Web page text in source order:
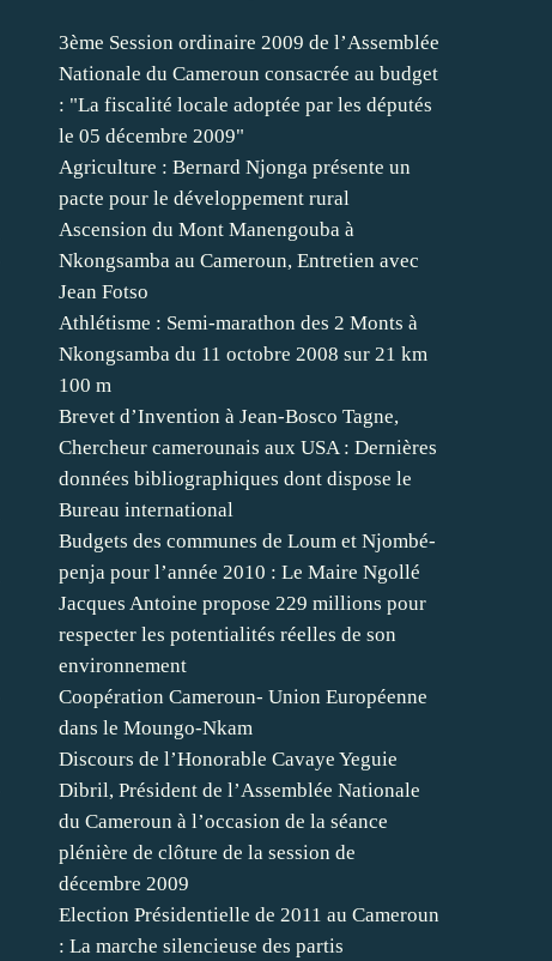
3ème Session ordinaire 2009 de l’Assemblée
Nationale du Cameroun consacrée au budget
: "La fiscalité locale adoptée par les députés
le 05 décembre 2009"
Agriculture : Bernard Njonga présente un
pacte pour le développement rural
Ascension du Mont Manengouba à
Nkongsamba au Cameroun, Entretien avec
Jean Fotso
Athlétisme : Semi-marathon des 2 Monts à
Nkongsamba du 11 octobre 2008 sur 21 km
100 m
Brevet d’Invention à Jean-Bosco Tagne,
Chercheur camerounais aux USA : Dernières
données bibliographiques dont dispose le
Bureau international
Budgets des communes de Loum et Njombé-
penja pour l’année 2010 : Le Maire Ngollé
Jacques Antoine propose 229 millions pour
respecter les potentialités réelles de son
environnement
Coopération Cameroun- Union Européenne
dans le Moungo-Nkam
Discours de l’Honorable Cavaye Yeguie
Dibril, Président de l’Assemblée Nationale
du Cameroun à l’occasion de la séance
plénière de clôture de la session de
décembre 2009
Election Présidentielle de 2011 au Cameroun
: La marche silencieuse des partis